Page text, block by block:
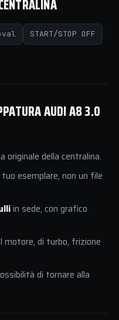
START/STOP OFF
AUDI A8 3.0
originale della centralina.
esemplare, non un file
in sede, con grafico
motore, di turbo, frizione
di tornare alla